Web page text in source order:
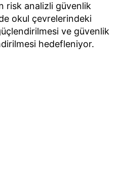
risk analizli güvenlik
okul çevrelerindeki
ve güvenlik
hedefleniyor.